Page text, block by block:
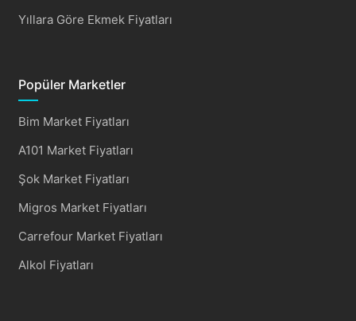
Yıllara Göre Ekmek Fiyatları
Popüler Marketler
Bim Market Fiyatları
A101 Market Fiyatları
Şok Market Fiyatları
Migros Market Fiyatları
Carrefour Market Fiyatları
Alkol Fiyatları